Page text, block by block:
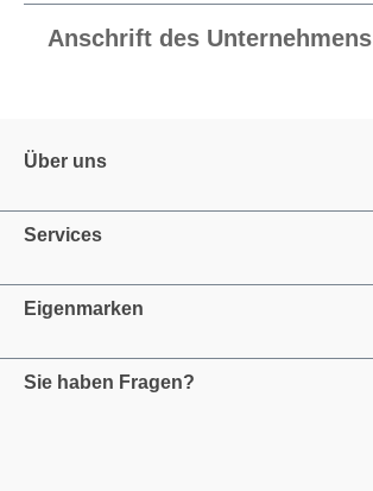
Anschrift des Unternehmens
Über uns
Services
Eigenmarken
Sie haben Fragen?